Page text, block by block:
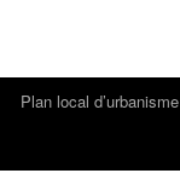
Plan local d’urbanisme